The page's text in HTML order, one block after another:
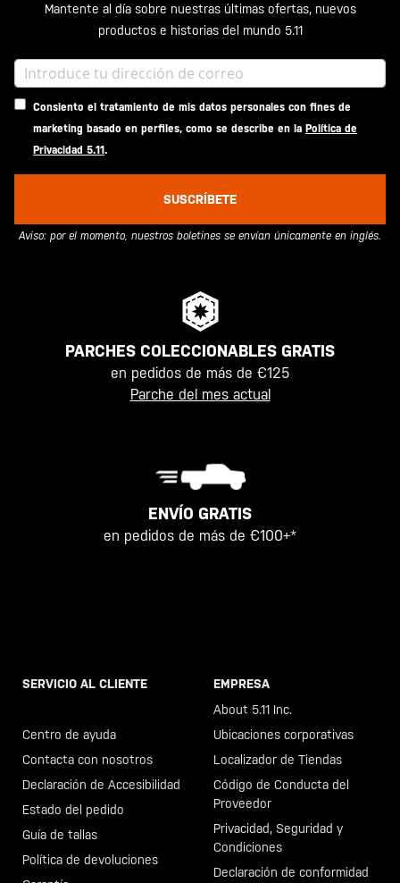
Mantente al día sobre nuestras últimas ofertas, nuevos
productos e historias del mundo 5.11
Consiento el tratamiento de mis datos personales con fines de
marketing basado en perfiles, como se describe en la Política de
Privacidad 5.11.
SUSCRÍBETE
Aviso: por el momento, nuestros boletines se envían únicamente en inglés.
PARCHES COLECCIONABLES GRATIS
en pedidos de más de €125
Parche del mes actual
ENVÍO GRATIS
en pedidos de más de €100+*
SERVICIO AL CLIENTE
Centro de ayuda
Contacta con nosotros
Declaración de Accesibilidad
Estado del pedido
Guía de tallas
Política de devoluciones
EMPRESA
About 5.11 Inc.
Ubicaciones corporativas
Localizador de Tiendas
Código de Conducta del
Proveedor
Privacidad, Seguridad y
Condiciones
Declaración de conformidad